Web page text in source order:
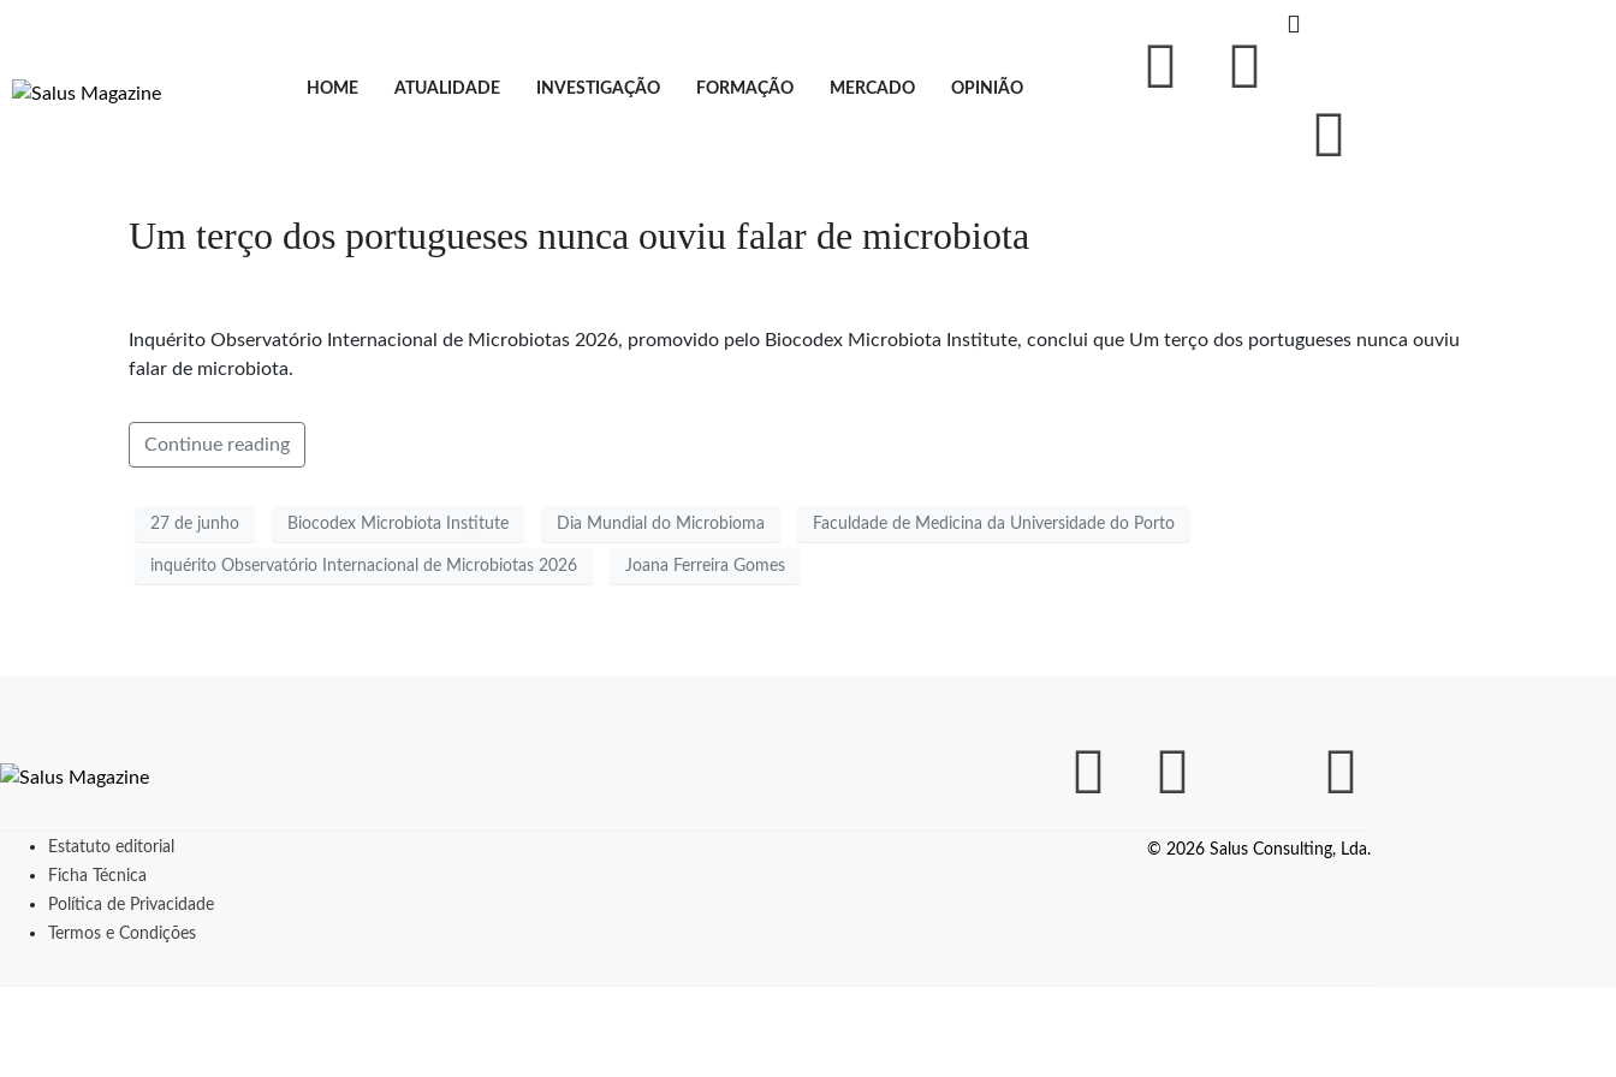
HOME ATUALIDADE INVESTIGAÇÃO FORMAÇÃO MERCADO OPINIÃO
Um terço dos portugueses nunca ouviu falar de microbiota
Inquérito Observatório Internacional de Microbiotas 2026, promovido pelo Biocodex Microbiota Institute, conclui que Um terço dos portugueses nunca ouviu
falar de microbiota.
Continue reading
27 de junho Biocodex Microbiota Institute Dia Mundial do Microbioma Faculdade de Medicina da Universidade do Porto
inquérito Observatório Internacional de Microbiotas 2026 Joana Ferreira Gomes
Estatuto editorial
Ficha Técnica
Política de Privacidade
Termos e Condições
© 2026 Salus Consulting, Lda.